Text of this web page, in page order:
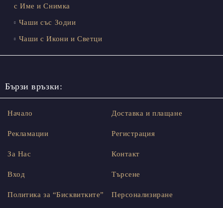
с Име и Снимка
Чаши със Зодии
Чаши с Икони и Светци
Бързи връзки:
Начало
Рекламации
За Нас
Вход
Доставка и плащане
Регистрация
Контакт
Търсене
Политика за “Бисквитките” Персонализиране